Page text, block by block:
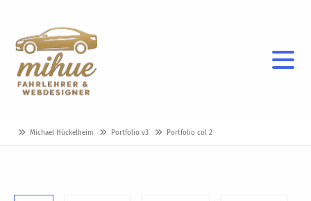
Michael Hückelheim Portfolio v3 Portfolio col 2